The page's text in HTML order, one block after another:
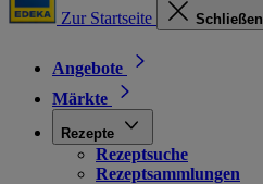
Zur Startseite Schließen
Angebote
Märkte
Rezepte
Rezeptsuche
Rezeptsammlungen